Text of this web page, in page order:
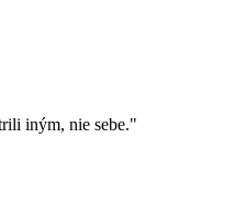
iným, nie sebe."